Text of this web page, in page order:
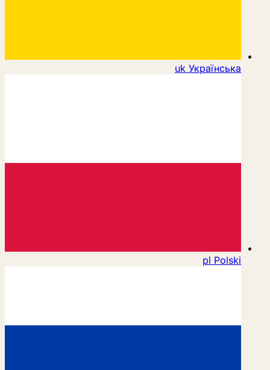
uk Українська
pl Polski